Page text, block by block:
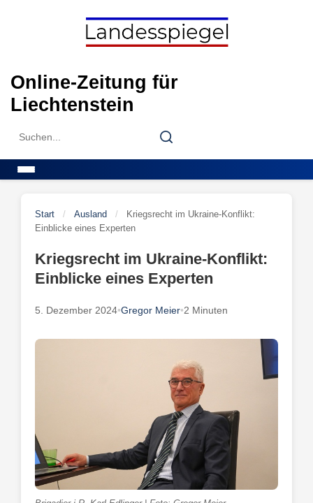
Online-Zeitung für
Liechtenstein
Search
Search
Start / Ausland /
Kriegsrecht im Ukraine-Konflikt:
Einblicke eines Experten
Kriegsrecht im Ukraine-Konflikt:
Einblicke eines Experten
5. Dezember 2024•Gregor Meier•2 Minuten